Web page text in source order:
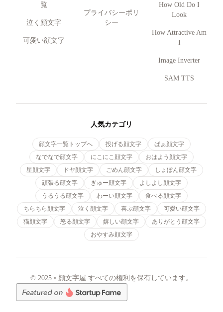
覧
泣く顔文字
可愛い顔文字
プライバシーポリ
シー
How Old Do I
Look
How Attractive Am
I
Image Inverter
SAM TTS
人気カテゴリ
顔文字一覧トップへ 投げる顔文字
ぱぁ顔文字
なでなで顔文字
にこにこ顔文字
おはよう顔文字
星顔文字
ドヤ顔文字 ごめん顔文字
しょぼん顔文字
頑張る顔文字
ぎゅー顔文字
よしよし顔文字
うるうる顔文字
わーい顔文字
食べる顔文字
ちらちら顔文字
泣く顔文字 喜ぶ顔文字
可愛い顔文字
猫顔文字
怒る顔文字 嬉しい顔文字
ありがとう顔文字
おやすみ顔文字
© 2025 • 顔文字屋 すべての権利を保有しています。